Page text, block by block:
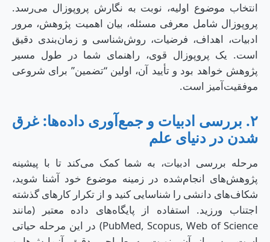
انتخاب موضوع اولیه، نوبت به نگارش پروپوزال می‌رسد.
پروپوزال شامل معرفی مسئله، بیان اهمیت پژوهش، مرور
ادبیات، اهداف، فرضیات، روش‌شناسی و زمان‌بندی دقیق
است. یک پروپوزال قوی، راهنمای شما در طول مسیر
پژوهش خواهد بود و تأیید آن، اولین “تضمین” برای شروعی
موفقیت‌آمیز است.
۲. بررسی ادبیات و جمع‌آوری داده‌ها: غرق
شدن در دنیای علم
مرحله بررسی ادبیات، به شما کمک می‌کند تا با پیشینه
پژوهش‌های انجام‌شده در زمینه موضوع خود آشنا شوید،
شکاف‌های دانشی را شناسایی کنید و از تکرار کارهای گذشته
اجتناب ورزید. استفاده از پایگاه‌های داده معتبر (مانند
PubMed, Scopus, Web of Science) در این مرحله حیاتی